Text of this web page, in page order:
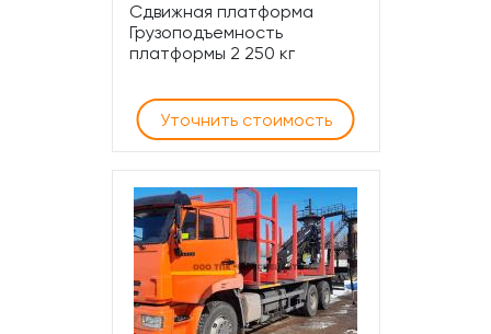
Сдвижная платформа
Грузоподъемность
платформы 2 250 кг
Уточнить стоимость